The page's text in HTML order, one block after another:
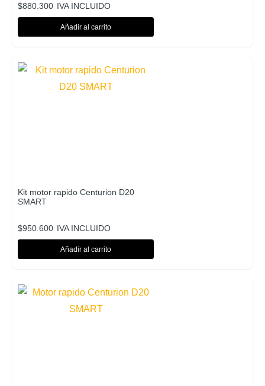
$880.300 IVA INCLUIDO
Añadir al carrito
Kit motor rapido Centurion D20
SMART
$950.600 IVA INCLUIDO
Añadir al carrito